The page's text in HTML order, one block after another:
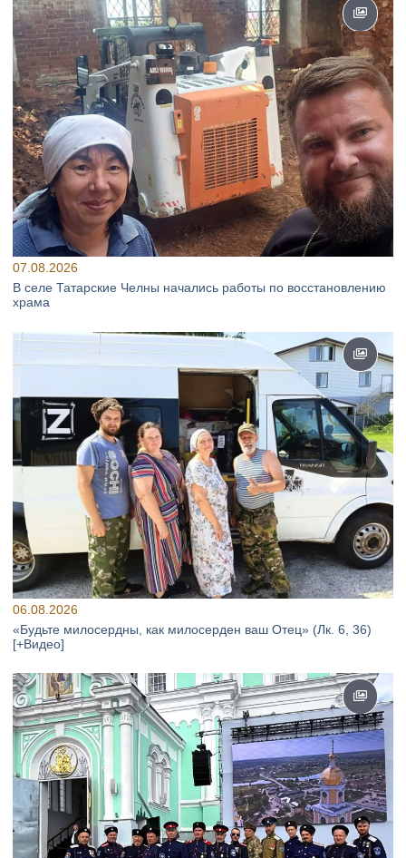
07.08.2026
В селе Татарские Челны начались работы по восстановлению
храма
06.08.2026
«Будьте милосердны, как милосерден ваш Отец» (Лк. 6, 36)
[+Видео]